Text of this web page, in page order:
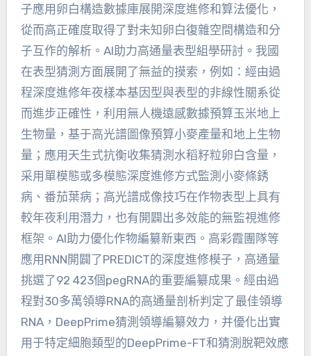
子應用卵白構造數據庫展開深度進修和算法優化，
從而高正確度取得了對未知卵白復雜空間構造和分
子互作的解析。AI助力高通量表型組學研討。我國
在表型猜測方面展開了無益的摸索，例如：經由過
程深度進修年夜樣本基因型與表型的非線性關系從
而進步正確性，利用無人機遠感數據預算玉米地上
生物量，基于高光譜圖像預算小麥產量和地上生物
量；應用天生式抗衡收集猜測水稻籽粒卵白含量，
采用單模態或多模態深度進修方式監測小麥條銹
病、番茄葉病；高光譜成像技巧在作物表型上具有
較年夜利用潛力，也有開闢出多效能的無監視進修
框架。AI助力優化作物編纂新東西。高彩霞團隊等
應用RNN開闢了PREDICT的深度進修模子，高通量
挑選了92 423個pegRNA的重要編纂成果。經由過
程對30多萬領導RNA的高通量剖析判定了最佳領導
RNA，DeepPrime猜測領導編纂效力，并優化出實
用于特定細胞類型的DeepPrime-FT和猜測脫靶效應